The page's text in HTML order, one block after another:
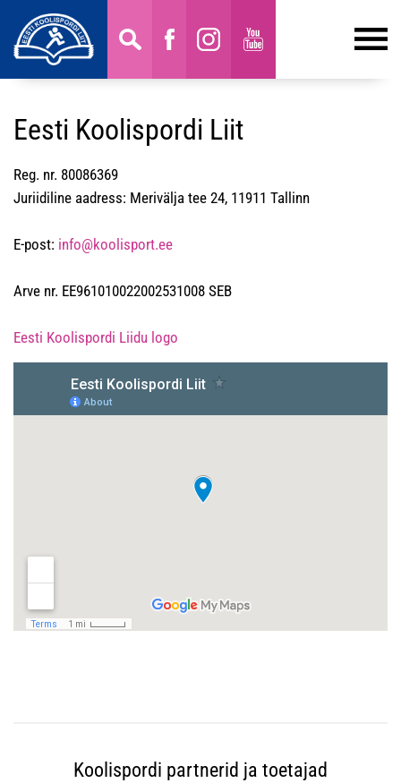
Eesti Koolispordi Liit
Reg. nr. 80086369
Juriidiline aadress: Merivälja tee 24, 11911 Tallinn
E-post: info@koolisport.ee
Arve nr. EE961010022002531008 SEB
Eesti Koolispordi Liidu logo
Koolispordi partnerid ja toetajad